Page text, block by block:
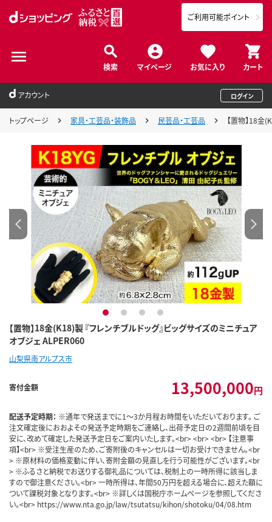
検索 マイページ お気に入り カート
ご利用可能ポイント
アカウント ログイン
トップページ 家具・工芸品・装飾品 民芸品・工芸品 【置物】18金
【置物】18金(K18)製 『フレンチブルドッグ』ビッグサイズのミニチュア
オブジェ ALPER060
1 2 3 4
山梨県南アルプス市
寄付金額 13,500,000円
配送予定時期： ※通年で発送までに1～3か月程お時間をいただいております。 ご
注文確定後におおよその発送予定時期をご連絡し、出荷予定日の2週間前頃を目
安に、改めて確定した発送予定日をご案内いたします。<br> <br> <br> 【注意事
項】<br> ※受注生産のため、ご寄附後のキャンセルは一切お受けできません。<br
> ※原材料の価格変動に伴い、寄附金額の見直しを行う可能性がございます。<br
> ※ふるさと納税でお送りする御礼品については、税制上の一時所得に該当しま
すので御注意ください。<br> 一時所得は、年間50万円を超える場合に、超えた額に
ついて課税対象となります。<br> ※詳しくは国税庁ホームページを参照してくださ
い。<br> https://www.nta.go.jp/law/tsutatsu/kihon/shotoku/04/08.htm